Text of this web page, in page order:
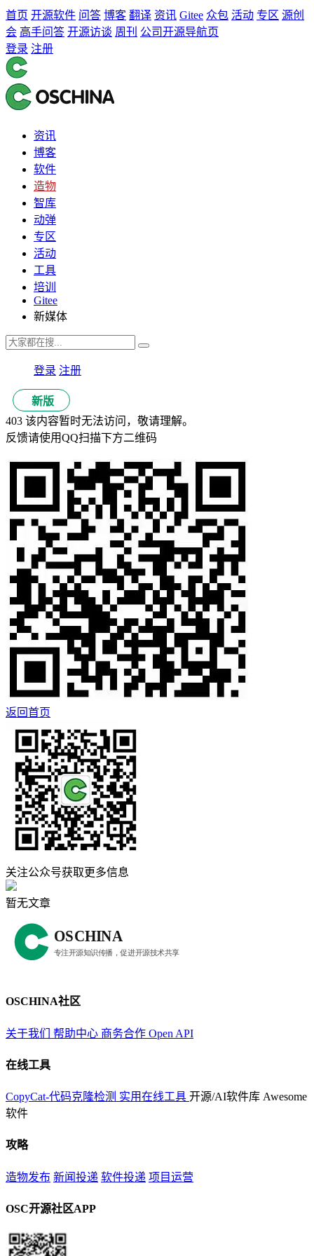
首页 开源软件 问答 博客 翻译 资讯 Gitee 众包 活动 专区 源创
会 高手问答 开源访谈 周刊 公司开源导航页
登录 注册
资讯
博客
软件
造物
智库
动弹
专区
活动
工具
培训
Gitee
新媒体
登录 注册
新版
403 该内容暂时无法访问，敬请理解。
反馈请使用QQ扫描下方二维码
返回首页
关注公众号获取更多信息
暂无文章
OSCHINA社区
关于我们 帮助中心 商务合作 Open API
在线工具
CopyCat-代码克隆检测 实用在线工具 开源/AI软件库 Awesome
软件
攻略
造物发布 新闻投递 软件投递 项目运营
OSC开源社区APP